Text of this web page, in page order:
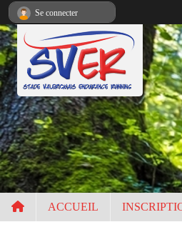
ACCUEIL
Se connecter
Panneau de gestion des cookies